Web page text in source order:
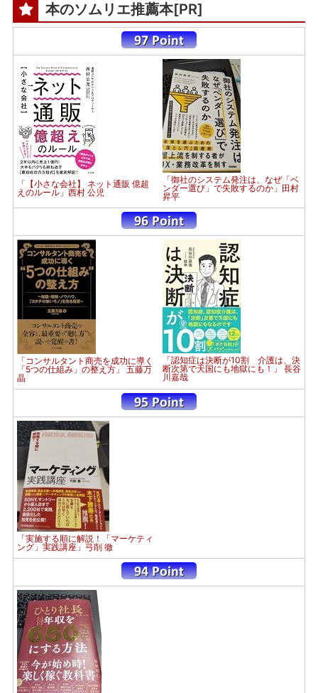
本のソムリエ推薦本[PR]
「【小さな会社】 ネット通販 億超
えのルール」西村 公児
「御社のシステム発注は、なぜ「ベ
ンダー選び」で失敗するのか」田村
昇平
「コンサルタント商売を成功に導く
「5つの仕組み」の整え方」 五藤万
晶
「認知症は決断が10割 介護は、決
断次第で天国にも地獄にも！」 長谷
川嘉哉
「実施する順に解説！「マーケティ
ング」実践講座」弓削 徹